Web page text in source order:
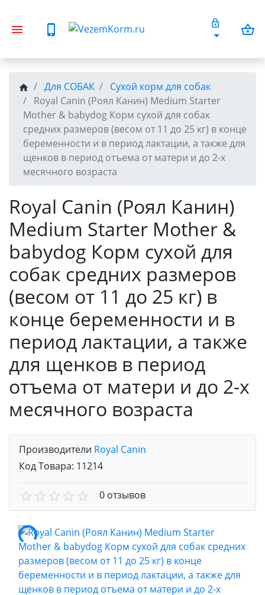
Для СОБАК
Сухой корм для собак
Royal Canin (Роял Канин) Medium Starter
Mother & babydog Корм сухой для собак
средних размеров (весом от 11 до 25 кг) в конце
беременности и в период лактации, а также для
щенков в период отъема от матери и до 2-х
месячного возраста
Royal Canin (Роял Канин)
Medium Starter Mother &
babydog Корм сухой для
собак средних размеров
(весом от 11 до 25 кг) в
конце беременности и в
период лактации, а также
для щенков в период
отъема от матери и до 2-х
месячного возраста
Производители Royal Canin
Код Товара: 11214
0 отзывов